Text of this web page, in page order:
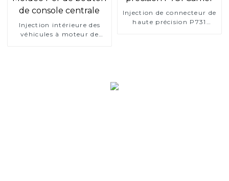
Injection intérieure des
véhicules à moteur de
Injection de connecteur de
haute précision P731